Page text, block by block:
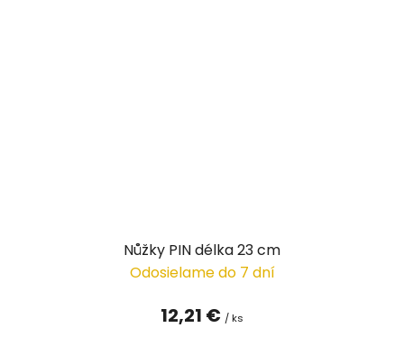
Nůžky PIN délka 23 cm
Odosielame do 7 dní
12,21 € / ks